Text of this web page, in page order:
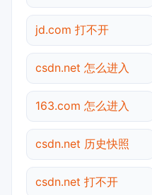
jd.com 打不开
csdn.net 怎么进入
163.com 怎么进入
csdn.net 历史快照
csdn.net 打不开